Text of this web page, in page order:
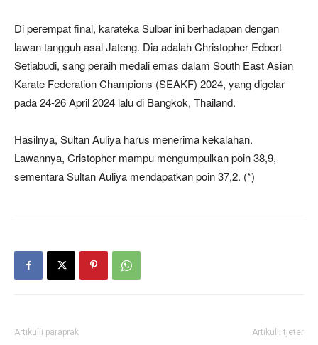
Di perempat final, karateka Sulbar ini berhadapan dengan
lawan tangguh asal Jateng. Dia adalah Christopher Edbert
Setiabudi, sang peraih medali emas dalam South East Asian
Karate Federation Champions (SEAKF) 2024, yang digelar
pada 24-26 April 2024 lalu di Bangkok, Thailand.
Hasilnya, Sultan Auliya harus menerima kekalahan.
Lawannya, Cristopher mampu mengumpulkan poin 38,9,
sementara Sultan Auliya mendapatkan poin 37,2. (*)
Artikulli paraprak Artikulli tjetër